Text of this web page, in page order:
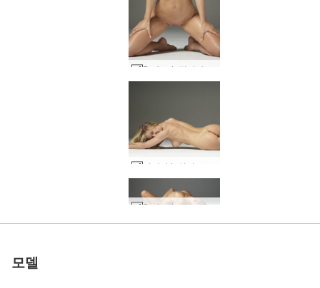
Darina L 섹스 인형 #24Darina LI 미적 즐거움 #25
다리나엘 스킨앤콘크리트 #56
밀라 꿈의 여인 #18
세계 1위 에로틱 사이트
로 평가됨
우리와 함께하세
요
소냐 권한 부여 #30
Darina L 우아함 #38
소냐 슈퍼 섹시 #66
Darina L 미친 곡선 #13
다리나 L 바디샷 #46
소냐 슈퍼 섹시 #62
세계 1위 에로틱 사이트
로 평가됨
우리와 함께하세
요
Darina LI 미적 즐거움 #13
Anna L 젖은 에 침대 #25
소냐 정교한 #62알렉산드라 클래식 누드 #65
키키 기념비 #17 10월의 벌거벗은 피부 #3
세계 1위 에로틱 사이트
로 평가됨
우리와 함께하세
요
몰리 쁘띠 열정 #28
다리나엘 무결점 미모 #39
소냐 명시 #61
소냐 명시 #29타니아 스튜디오 누드 #38
Anna L 젖으면 미끄럽다 #21
벨 소개 #44 타니아 스튜디오 누드 #26
Emma M 린 사랑 #28
키키뱅 몸매 #52
세계 1위 에로틱 사이트
로 평가됨
우리와 함께하세
요
나탈리아 가슴 #29
키키 기념비 #25Anna L과 Danny deepthroat #31
Anna L과 Danny의 성적 파트너 #18
알렉산드라 동안 얼굴 #15
알렉산드라 동안 얼굴 #87
세계 1위 에로틱 사이트
로 평가됨
우리와 함께하세
요
제어 불능 #60Darina L 우아함 #10
케이티 팬티 스타킹 #66
알렉산드라 스튜디오 누드 #44
키키 기념비 #9다리나엘 바디스터디 #59
세계 1위 에로틱 사이트
로 평가됨
우리와 함께하세
요
다니엘라 뷰티 누드 #38
모델